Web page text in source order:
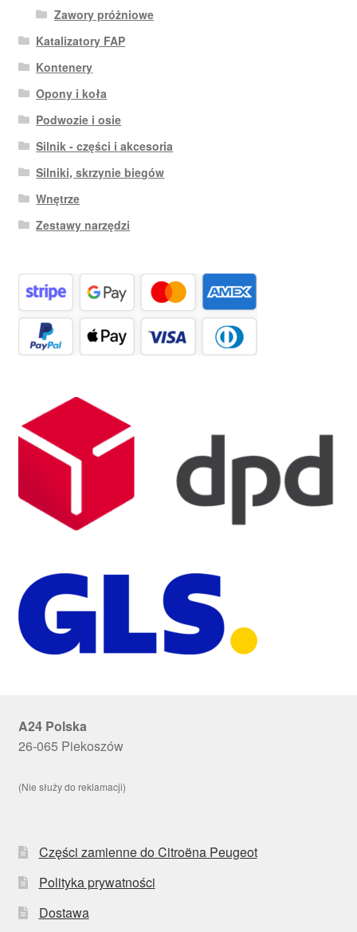
Zawory próżniowe
Katalizatory FAP
Kontenery
Opony i koła
Podwozie i osie
Silnik - części i akcesoria
Silniki, skrzynie biegów
Wnętrze
Zestawy narzędzi
A24 Polska
26-065 Piekoszów
(Nie służy do reklamacji)
Części zamienne do Citroëna Peugeot
Polityka prywatności
Dostawa